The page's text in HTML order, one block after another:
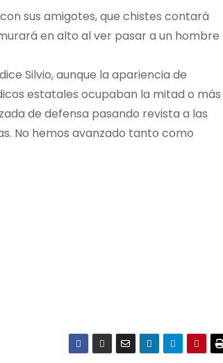
sus amigotes, que chistes contará
en alto al ver pasar a un hombre
Silvio, aunque la apariencia de
estatales ocupaban la mitad o más
de defensa pasando revista a las
No hemos avanzado tanto como